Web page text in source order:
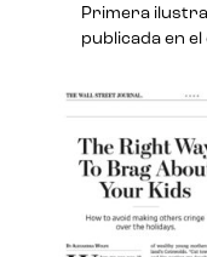
Primera
publicada en